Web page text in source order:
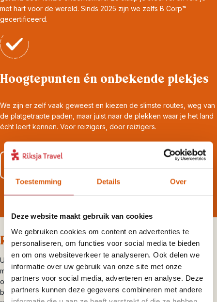
Toestemming Details Over
Deze website maakt gebruik van cookies
We gebruiken cookies om content en advertenties te
personaliseren, om functies voor social media te bieden
en om ons websiteverkeer te analyseren. Ook delen we
informatie over uw gebruik van onze site met onze
partners voor social media, adverteren en analyse. Deze
partners kunnen deze gegevens combineren met andere
met hart voor de wereld. Sinds 2025 zijn we zelfs B Corp™
gecertificeerd.
Hoogtepunten én onbekende plekjes
We zijn er zelf vaak geweest en kiezen de slimste routes, weg van
de platgetrapte paden, maar juist naar de plekken waar je het land
écht leert kennen. Voor reizigers, door reizigers.
Riksja brengt je dichterbij
Uiteraard laten we je de highlights van Thailand zien, maar ook de
minder bekende plekken. Zo kun je met ons op bezoek naar het
onontdekte eiland Koh Kret waar je kennis maakt met de Mon-
bevolking of schuif aan bij een Thais-gezin voor een versbereide